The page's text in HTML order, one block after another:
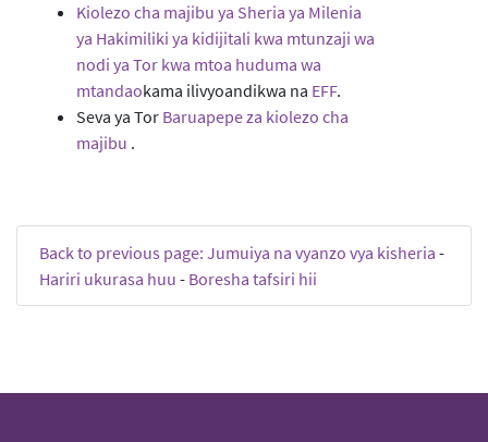
Kiolezo cha majibu ya Sheria ya Milenia
ya Hakimiliki ya kidijitali kwa mtunzaji wa
nodi ya Tor kwa mtoa huduma wa
mtandaokama ilivyoandikwa na EFF.
Seva ya Tor Baruapepe za kiolezo cha
majibu .
Back to previous page: Jumuiya na vyanzo vya kisheria -
Hariri ukurasa huu - Boresha tafsiri hii